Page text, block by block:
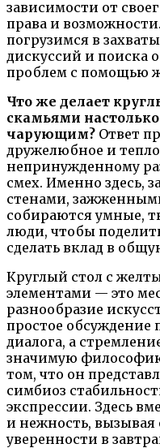
зависимости от
права и
погрузимся в
дискуссий и поиска
проблем с помощью
Что же делает
скамьями
чарующим? Ответ
дружелюбное и
непринужденному
смех. Именно здесь,
стенами,
собираются умные,
люди, чтобы
сделать вклад в
Круглый стол с
элементами — это
разнообразие
простое обсуждение
диалога, а
значимую
том, что он
симбиоз
экспрессии. Здесь
и нежность,
уверенности в